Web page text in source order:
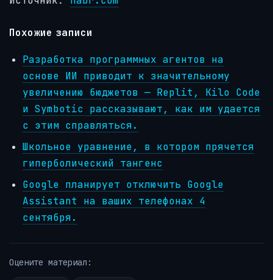
Похожие записи
Разработка программных агентов на
основе ИИ приводит к значительному
увеличению бюджетов — Replit, Kilo Code
и Symbotic рассказывают, как им удается
с этим справляться.
Школьное уравнение, в котором прячется
гиперболический тангенс
Google планирует отключить Google
Assistant на ваших телефонах 4
сентября.
Оцените материал: